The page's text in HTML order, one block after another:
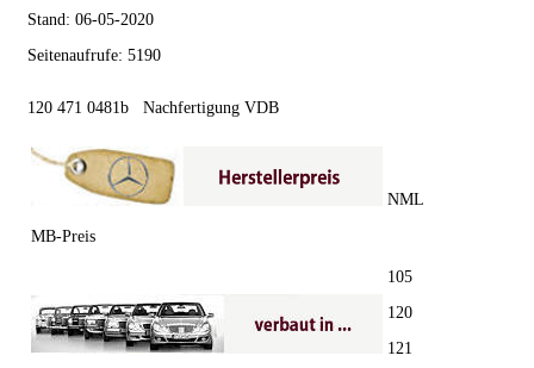
Stand: 06-05-2020
Seitenaufrufe: 5190
120 471 0481b Nachfertigung VDB
MB-Preis
NML
105
120
121